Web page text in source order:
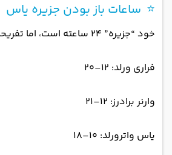
⭐ ساعات باز بودن جزیره یاس
خود “جزیره” ۲۴ ساعته است، اما تفریحات:
فراری ورلد: ۱۲–۲۰
وارنر برادرز: ۱۲–۲۱
یاس واترورلد: ۱۰–۱۸